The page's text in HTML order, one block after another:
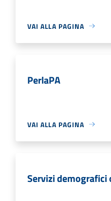
VAI ALLA PAGINA
PerlaPA
VAI ALLA PAGINA
Servizi demografici